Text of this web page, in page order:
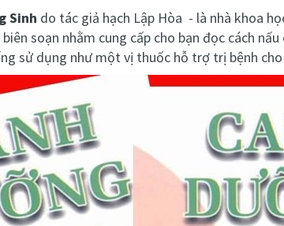
Sinh do tác giả hạch Lập Hòa - là nhà khoa
soạn nhằm cung cấp cho bạn đọc cách
sử dụng như một vị thuốc hỗ trợ trị bệnh